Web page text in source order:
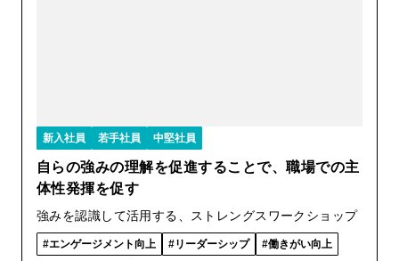
新入社員 若手社員 中堅社員
自らの強みの理解を促進することで、職場での主
体性発揮を促す
強みを認識して活用する、ストレングスワークショップ
エンゲージメント向上 リーダーシップ 働きがい向上